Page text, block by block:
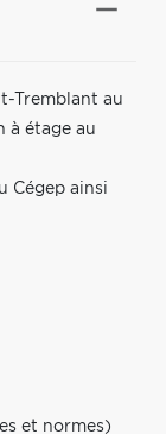
Tremblant au
à étage au
Cégep ainsi
et normes)